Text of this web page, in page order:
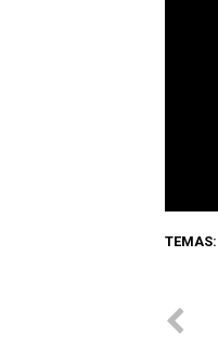
TEMAS: